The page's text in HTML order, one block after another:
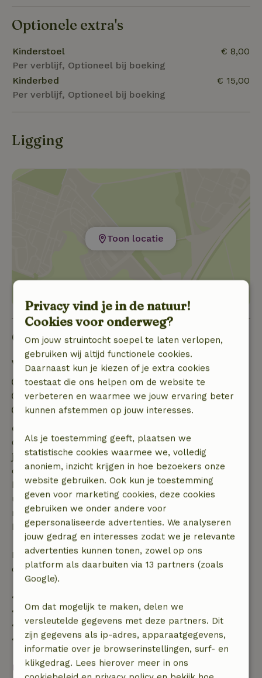
Optionele extra's
Kinderstoel
Per verblijf, Optioneel bij boeking
€ 8,00
Kinderbed
Per verblijf, Optioneel bij boeking
€ 15,00
Ligging
Toon locatie
Goed om te weten
Verblijfdetails
Inchecken: 15:00- 23:00
Uitchecken: 07:00- 10:00
Contactloos verblijf mogelijk
Gratis annuleren binnen 7 dagen
Gratis annuleren binnen 7 dagen na bevestiging van
je boeking, bij een boekingsaanvraag meer dan 28
dagen voor aanvang. Bij een boeking met aanvang
binnen 28 dagen geldt gratis annuleren binnen 24
uur. Bij annulering binnen gestelde periode heb je
recht op volledige terugbetaling van het
boekingsbedrag.
Daarna krijg je een deel van de reissom en 100% van
de borg terugbetaald:
• tot 42 dagen voor aankomst: 70% terugbetaald
• 42–28 dagen voor aankomst: 40% terugbetaald
• 28 dagen tot de aankomstdag: 10% terugbetaald
• op de aankomstdag of later: geen terugbetaling
Bekijk alles
Privacy vind je in de natuur!
Cookies voor onderweg?
Om jouw struintocht soepel te laten verlopen,
gebruiken wij altijd functionele cookies.
Daarnaast kun je kiezen of je extra cookies
toestaat die ons helpen om de website te
verbeteren en waarmee we jouw ervaring beter
kunnen afstemmen op jouw interesses.
Als je toestemming geeft, plaatsen we
statistische cookies waarmee we, volledig
anoniem, inzicht krijgen in hoe bezoekers onze
website gebruiken. Ook kun je toestemming
geven voor marketing cookies, deze cookies
gebruiken we onder andere voor
gepersonaliseerde advertenties. We analyseren
jouw gedrag en interesses zodat we je relevante
advertenties kunnen tonen, zowel op ons
platform als daarbuiten via 13 partners (zoals
Google).
Om dat mogelijk te maken, delen we
versleutelde gegevens met deze partners. Dit
zijn gegevens als ip-adres, apparaatgegevens,
informatie over je browserinstellingen, surf- en
klikgedrag. Lees hierover meer in ons